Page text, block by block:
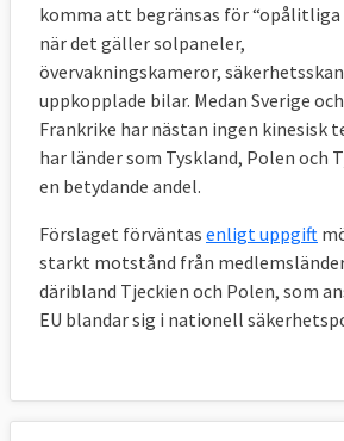
komma att begränsas för “opålitliga
när det gäller solpaneler,
övervakningskameror,
uppkopplade bilar. Medan Sverige och
Frankrike har nästan ingen kinesisk
har länder som Tyskland, Polen och
en betydande andel.
Förslaget förväntas enligt uppgift
starkt motstånd från
däribland Tjeckien och Polen, som
EU blandar sig i nationell